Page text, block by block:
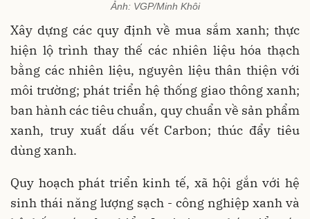
Ảnh: VGP/Minh Khôi
Xây dựng các quy định về mua sắm xanh; thực
hiện lộ trình thay thế các nhiên liệu hóa thạch
bằng các nhiên liệu, nguyên liệu thân thiện với
môi trường; phát triển hệ thống giao thông xanh;
ban hành các tiêu chuẩn, quy chuẩn về sản phẩm
xanh, truy xuất dấu vết Carbon; thúc đẩy tiêu
dùng xanh.
Quy hoạch phát triển kinh tế, xã hội gắn với hệ
sinh thái năng lượng sạch - công nghiệp xanh và